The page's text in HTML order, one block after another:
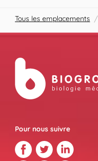
Tous les emplacements /
Pour nous suivre